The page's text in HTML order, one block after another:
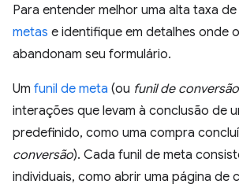
Para entender melhor uma alta taxa
metas e identifique em detalhes onde
abandonam seu formulário.
Um funil de meta (ou funil de conversão
interações que levam à conclusão de
predefinido, como uma compra
conversão). Cada funil de meta
individuais, como abrir uma página de